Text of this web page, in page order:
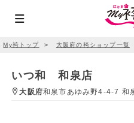
My袴トップ ＞ 大阪府の袴ショップ一覧
いつ和 和泉店
大阪府和泉市あゆみ野4-4-7 和